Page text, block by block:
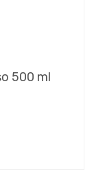
500 ml